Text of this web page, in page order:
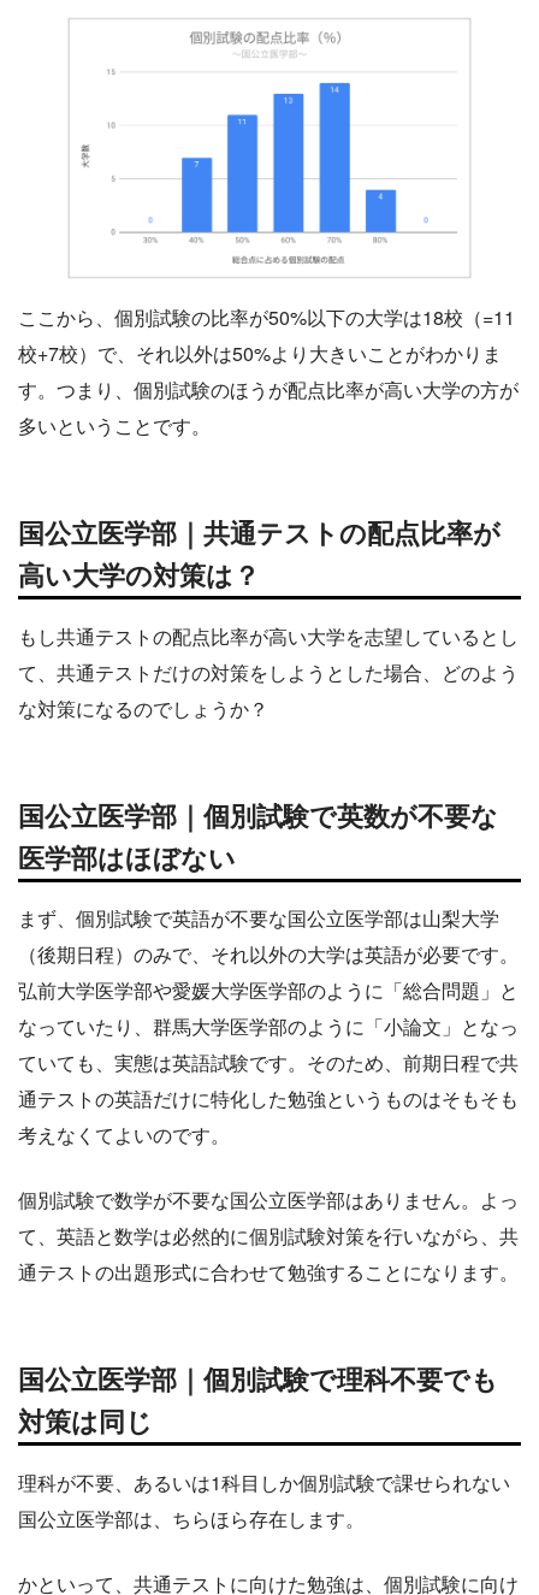
ここから、個別試験の比率が50%以下の大学は18校（=11
校+7校）で、それ以外は50%より大きいことがわかりま
す。つまり、個別試験のほうが配点比率が高い大学の方が
多いということです。
国公立医学部｜共通テストの配点比率が
高い大学の対策は？
もし共通テストの配点比率が高い大学を志望しているとし
て、共通テストだけの対策をしようとした場合、どのよう
な対策になるのでしょうか？
国公立医学部｜個別試験で英数が不要な
医学部はほぼない
まず、個別試験で英語が不要な国公立医学部は山梨大学
（後期日程）のみで、それ以外の大学は英語が必要です。
弘前大学医学部や愛媛大学医学部のように「総合問題」と
なっていたり、群馬大学医学部のように「小論文」となっ
ていても、実態は英語試験です。そのため、前期日程で共
通テストの英語だけに特化した勉強というものはそもそも
考えなくてよいのです。
個別試験で数学が不要な国公立医学部はありません。よっ
て、英語と数学は必然的に個別試験対策を行いながら、共
通テストの出題形式に合わせて勉強することになります。
国公立医学部｜個別試験で理科不要でも
対策は同じ
理科が不要、あるいは1科目しか個別試験で課せられない
国公立医学部は、ちらほら存在します。
かといって、共通テストに向けた勉強は、個別試験に向け